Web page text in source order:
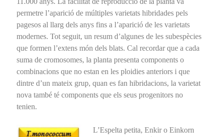
permetre l’aparició de múltiples varietats hibridades pels
pagesos al llarg dels anys fins a l’aparició de les varietats
modernes. Tot seguit, un resum d’algunes de les subespècies
que formen l’extens món dels blats. Cal recordar que a cada
suma de cromosomes, la planta presenta components o
combinacions que no estan en les ploidies anteriors i que
dintre d’un mateix grup, quan es fan hibridacions, la varietat
nova també té components que els seus progenitors no
tenien.
L’Espelta petita, Enkir o Einkorn